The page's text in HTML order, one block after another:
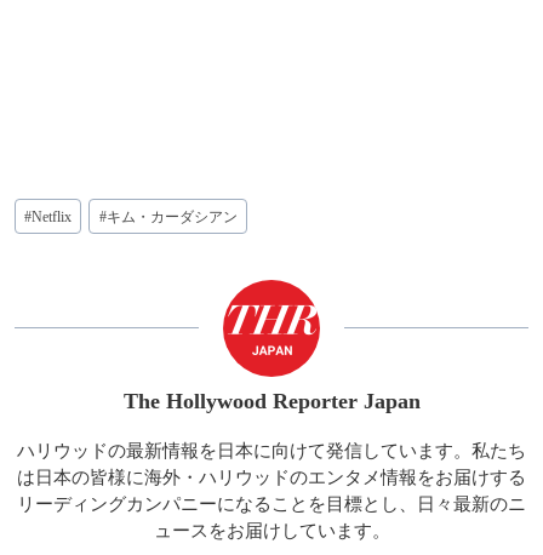
投
稿
#Netflix #キム・カーダシアン
The Hollywood Reporter Japan
ハリウッドの最新情報を日本に向けて発信しています。私たち
は日本の皆様に海外・ハリウッドのエンタメ情報をお届けする
リーディングカンパニーになることを目標とし、日々最新のニ
ュースをお届けしています。